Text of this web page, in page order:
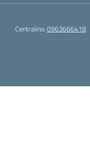
Centralino:0963666418